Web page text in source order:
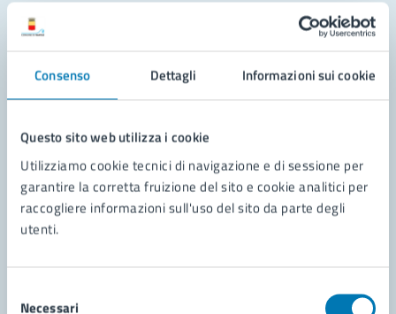
Consenso Dettagli Informazioni sui cookie
Questo sito web utilizza i cookie
Utilizziamo cookie tecnici di navigazione e di sessione per
garantire la corretta fruizione del sito e cookie analitici per
raccogliere informazioni sull'uso del sito da parte degli
utenti.
Necessari
Leggi le domande frequenti
Richiedi assistenza
Prenota appuntamento
Problemi in città